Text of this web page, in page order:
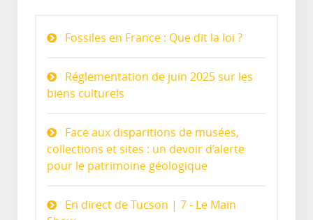
Fossiles en France : Que dit la loi ?
Réglementation de juin 2025 sur les
biens culturels
Face aux disparitions de musées,
collections et sites : un devoir d’alerte
pour le patrimoine géologique
En direct de Tucson | 7 - Le Main